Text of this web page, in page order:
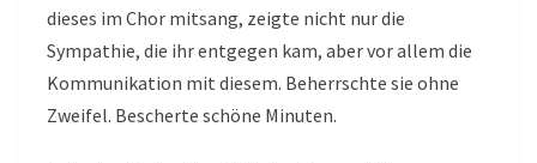
dieses im Chor mitsang, zeigte nicht nur die
Sympathie, die ihr entgegen kam, aber vor allem die
Kommunikation mit diesem. Beherrschte sie ohne
Zweifel. Bescherte schöne Minuten.